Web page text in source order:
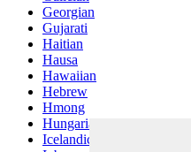
Georgian
Gujarati
Haitian
Hausa
Hawaiian
Hebrew
Hmong
Hungarian
Icelandic